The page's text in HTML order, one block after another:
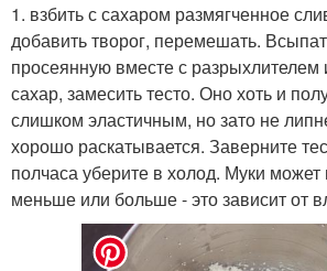
1. взбить с сахаром размягченное
добавить творог, перемешать.
просеянную вместе с
сахар, замесить тесто. Оно хоть и
слишком эластичным, но зато не
хорошо раскатывается. Заверните
полчаса уберите в холод. Муки может
меньше или больше - это зависит от